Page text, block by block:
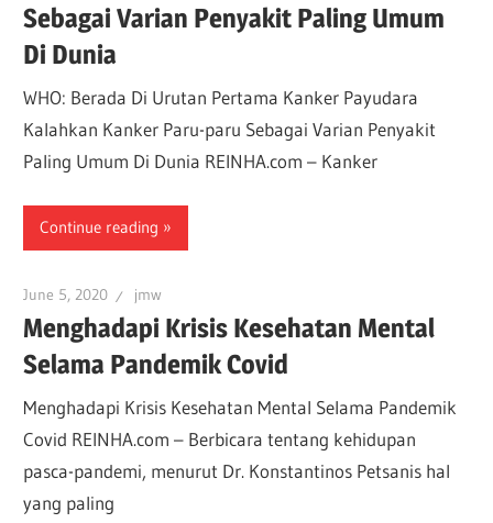
Sebagai Varian Penyakit Paling Umum
Di Dunia
WHO: Berada Di Urutan Pertama Kanker Payudara
Kalahkan Kanker Paru-paru Sebagai Varian Penyakit
Paling Umum Di Dunia REINHA.com – Kanker
Continue reading
June 5, 2020 jmw
Menghadapi Krisis Kesehatan Mental
Selama Pandemik Covid
Menghadapi Krisis Kesehatan Mental Selama Pandemik
Covid REINHA.com – Berbicara tentang kehidupan
pasca-pandemi, menurut Dr. Konstantinos Petsanis hal
yang paling